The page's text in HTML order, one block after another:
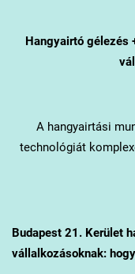
Hangyairtó gélezés
A hangyairtási
technológiát
Budapest 21. Kerület
vállalkozásoknak: